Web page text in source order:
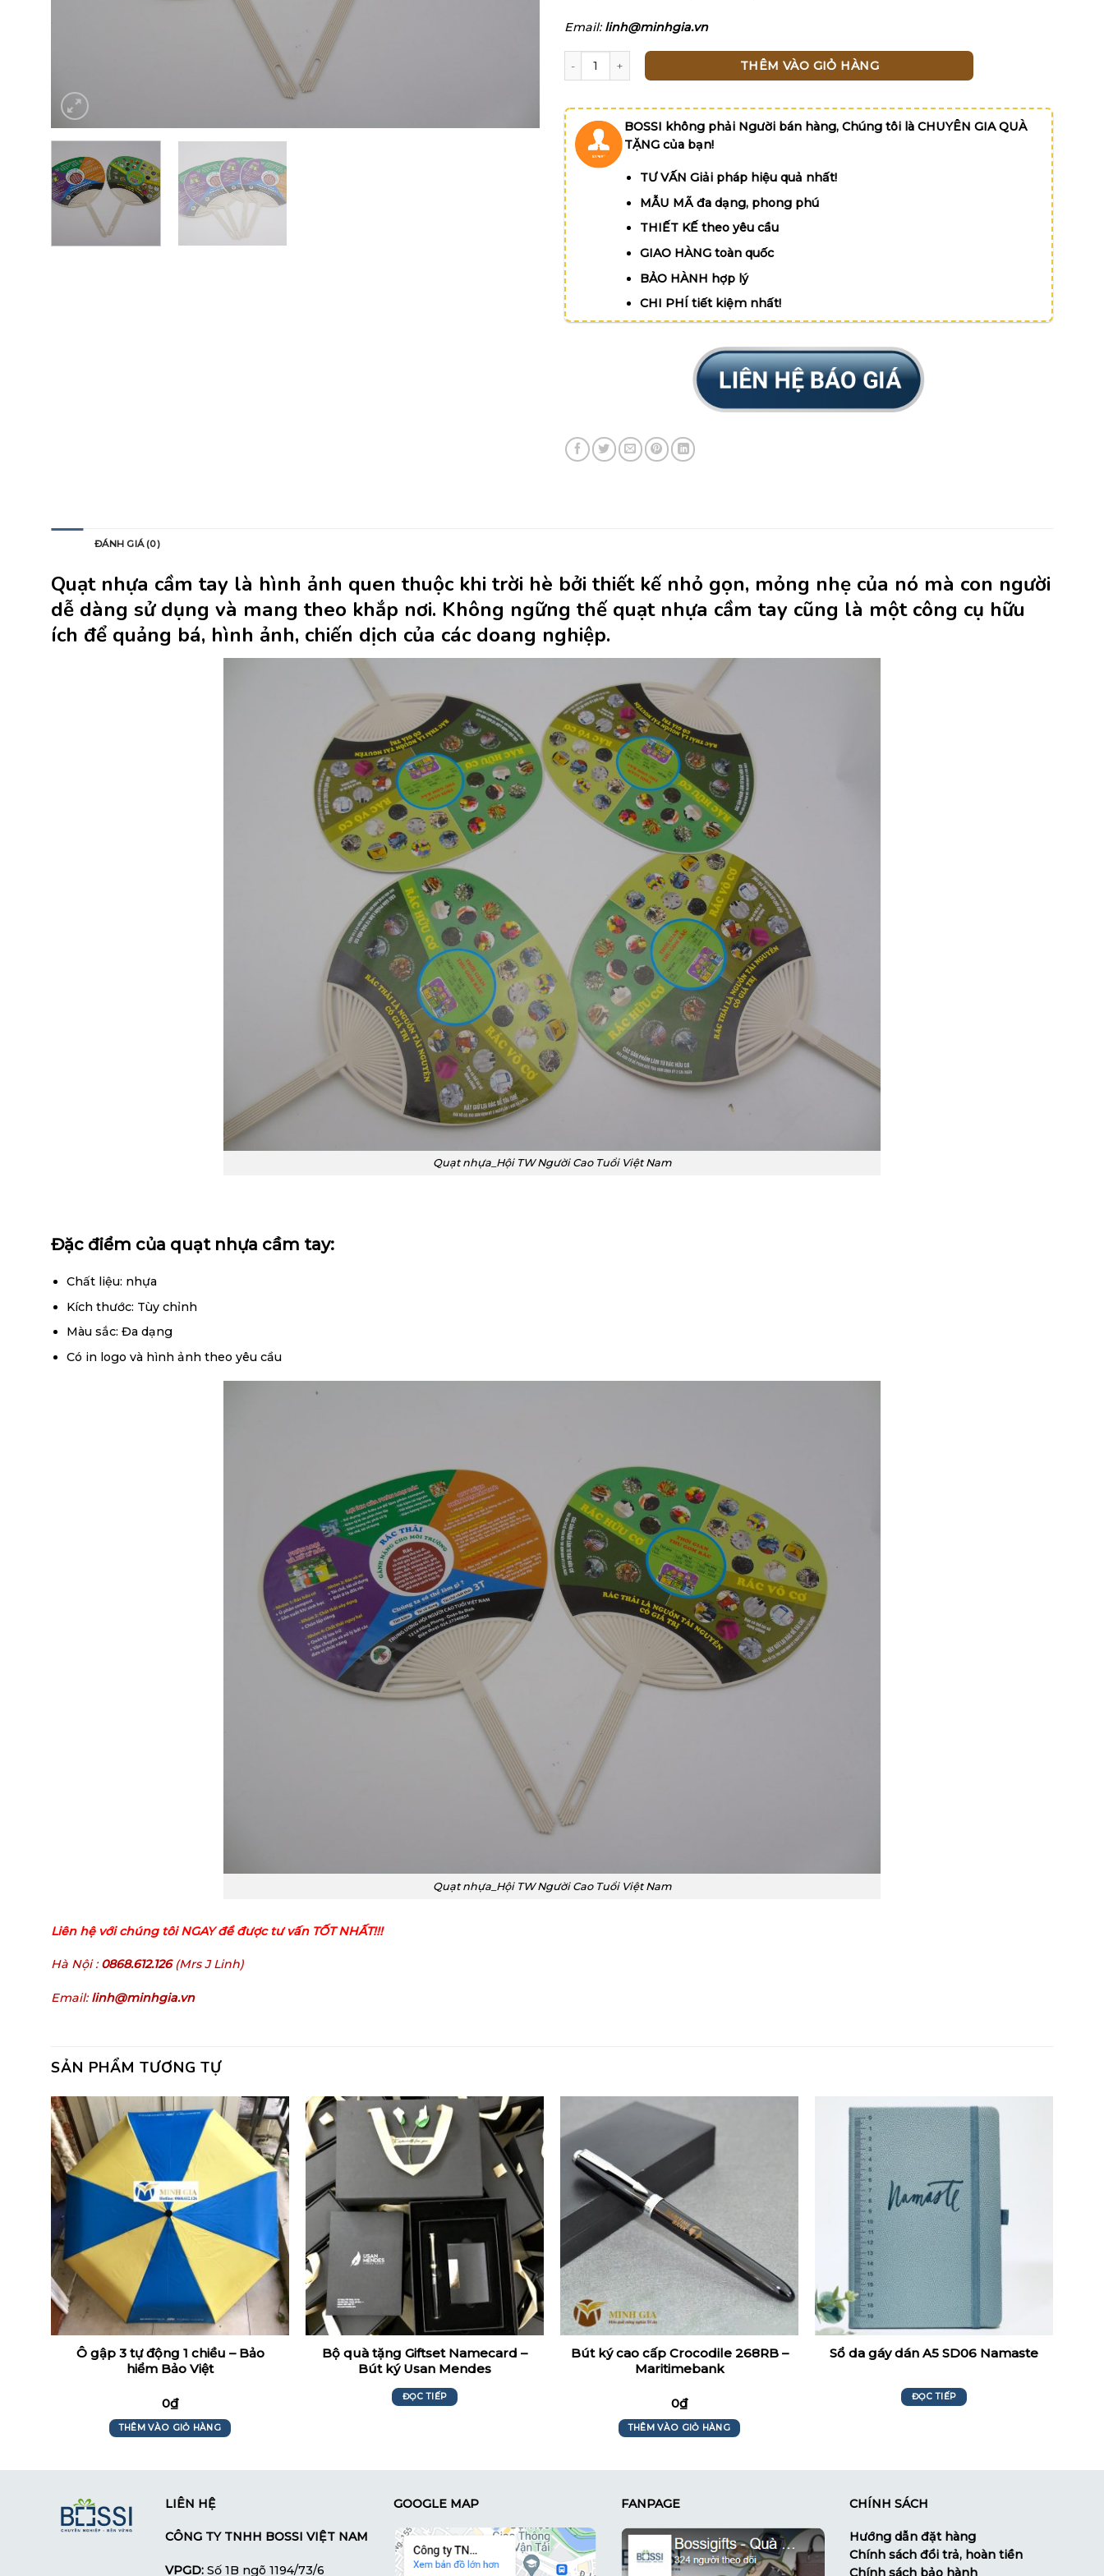
Email:linh@minhgia.vn
Quạt nhựa_Hội TW Người Cao Tuổi Việt Nam số lượng
THÊM VÀO GIỎ HÀNG
BOSSI không phải Người bán hàng, Chúng tôi là CHUYÊN GIA QUÀ
TẶNG của bạn!
TƯ VẤN Giải pháp hiệu quả nhất!
MẪU MÃ đa dạng, phong phú
THIẾT KẾ theo yêu cầu
GIAO HÀNG toàn quốc
BẢO HÀNH hợp lý
CHI PHÍ tiết kiệm nhất!
ĐÁNH GIÁ (0)
Quạt nhựa cầm tay là hình ảnh quen thuộc khi trời hè bởi thiết kế nhỏ gọn, mỏng nhẹ của nó mà con người
dễ dàng sử dụng và mang theo khắp nơi. Không ngững thế quạt nhựa cầm tay cũng là một công cụ hữu
ích để quảng bá, hình ảnh, chiến dịch của các doang nghiệp.
Quạt nhựa_Hội TW Người Cao Tuổi Việt Nam
Đặc điểm của quạt nhựa cầm tay:
Chất liệu: nhựa
Kích thước: Tùy chỉnh
Màu sắc: Đa dạng
Có in logo và hình ảnh theo yêu cầu
Quạt nhựa_Hội TW Người Cao Tuổi Việt Nam
Liên hệ với chúng tôi NGAY để được tư vấn TỐT NHẤT!!!
Hà Nội :0868.612.126(Mrs J Linh)
Email:linh@minhgia.vn
SẢN PHẨM TƯƠNG TỰ
Ô gập 3 tự động 1 chiều – Bảo
hiểm Bảo Việt
0₫
THÊM VÀO GIỎ HÀNG
Bộ quà tặng Giftset Namecard –
Bút ký Usan Mendes
ĐỌC TIẾP
Bút ký cao cấp Crocodile 268RB –
Maritimebank
0₫
THÊM VÀO GIỎ HÀNG
Sổ da gáy dán A5 SD06 Namaste
ĐỌC TIẾP
LIÊN HỆ
CÔNG TY TNHH BOSSI VIỆT NAM
VPGD:Số 1B ngõ 1194/73/6
GOOGLE MAP FANPAGE CHÍNH SÁCH
Hướng dẫn đặt hàng
Chính sách đổi trả, hoàn tiền